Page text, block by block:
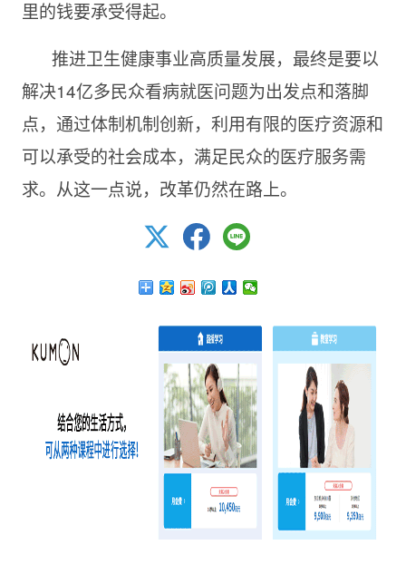
里的钱要承受得起。
推进卫生健康事业高质量发展，最终是要以
解决14亿多民众看病就医问题为出发点和落脚
点，通过体制机制创新，利用有限的医疗资源和
可以承受的社会成本，满足民众的医疗服务需
求。从这一点说，改革仍然在路上。